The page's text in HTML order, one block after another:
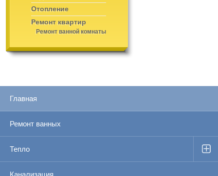
Отопление
Ремонт квартир
Ремонт ванной комнаты
Главная
Ремонт ванных
Тепло
Канализация